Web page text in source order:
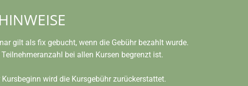
gilt als fix gebucht, wenn die Gebühr bezahlt wurde.
bei allen Kursen begrenzt ist.
Kursbeginn wird die Kursgebühr zurückerstattet.